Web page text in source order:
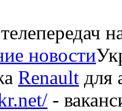
новости
Renault для
-